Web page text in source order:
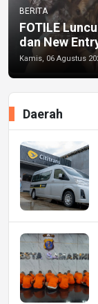
BERITA
FOTILE
dan New
Kamis, 06 Agustus
Daerah